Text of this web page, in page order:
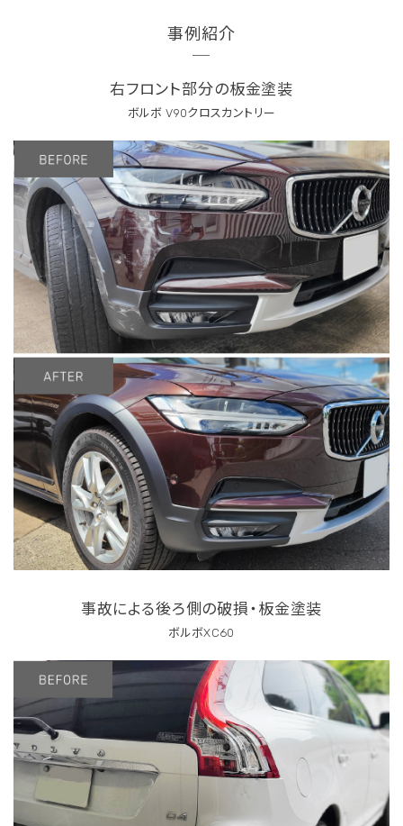
事例紹介
右フロント部分の板金塗装
ボルボ V90クロスカントリー
事故による後ろ側の破損・板金塗装
ボルボXC60